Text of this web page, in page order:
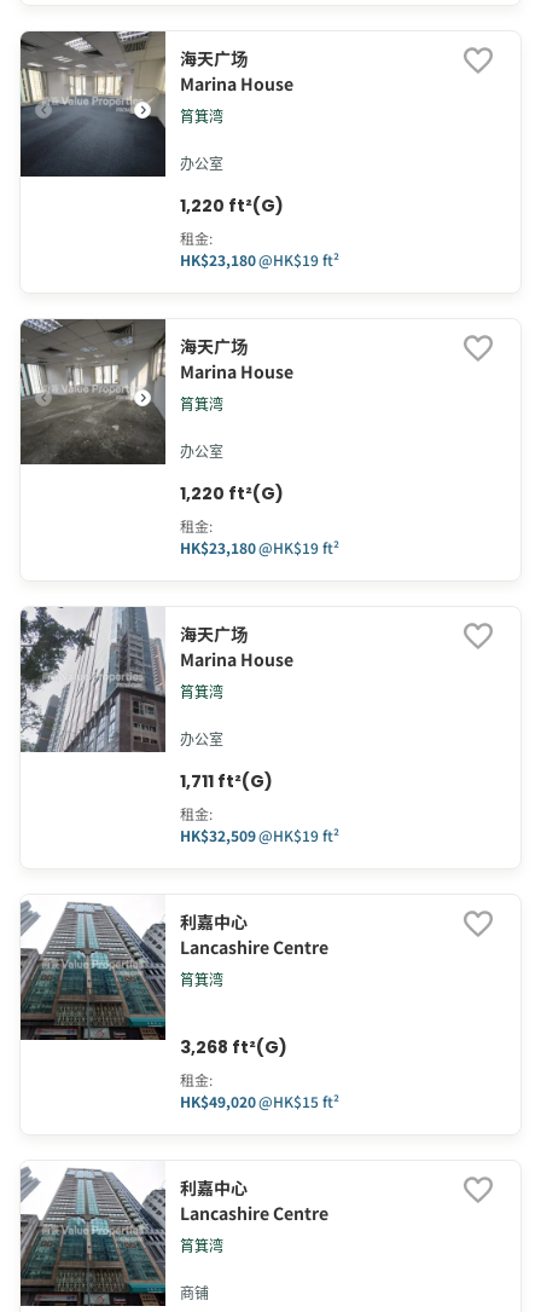
海天广场
Marina House
筲箕湾
办公室
1,220 ft²(G)
租金:
HK$23,180@HK$19 ft²
海天广场
Marina House
筲箕湾
办公室
1,220 ft²(G)
租金:
HK$23,180@HK$19 ft²
海天广场
Marina House
筲箕湾
办公室
1,711 ft²(G)
租金:
HK$32,509@HK$19 ft²
利嘉中心
Lancashire Centre
筲箕湾
3,268 ft²(G)
租金:
HK$49,020@HK$15 ft²
利嘉中心
Lancashire Centre
筲箕湾
商铺